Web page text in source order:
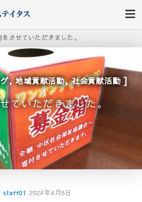
ラステイタス
切にする企業
をさせていただきました。
,地域貢献活動,社会貢献活動
ていただきました。
staff01 2024年4月8日